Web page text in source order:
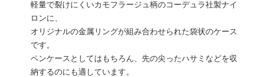
軽量で裂けにくいカモフラージュ柄のコーデュラ社製ナイ
ロンに、
オリジナルの金属リングが組み合わせられた袋状のケース
です。
ペンケースとしてはもちろん、先の尖ったハサミなどを収
納するのにも適しています。